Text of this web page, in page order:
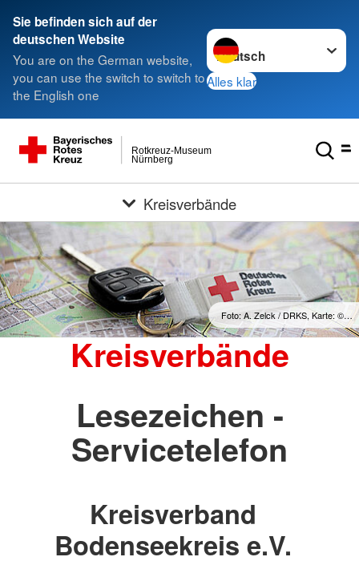
Sie befinden sich auf der
deutschen Website
You are on the German website,
you can use the switch to switch to
the English one
Sprache wechseln zu
Alles klar
Nürnberg
Rotkreuz-Museum
Kreisverbände
Foto: A. Zelck / DRKS, Karte: ©…
Kreisverbände
Lesezeichen -
Servicetelefon
Kreisverband
Bodenseekreis e.V.